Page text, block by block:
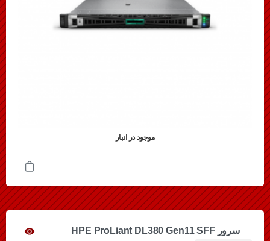
موجود در انبار
سرور HPE ProLiant DL380 Gen11 SFF